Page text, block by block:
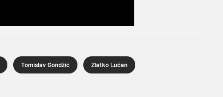
Tomislav Gondžić Zlatko Lučan